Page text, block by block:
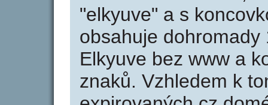
"elkyuve" a s
obsahuje
Elkyuve bez www a
znaků. Vzhledem k